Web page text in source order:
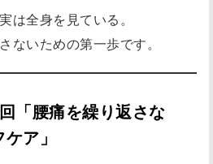
は全身を見ている。
ないための第一歩です。
「腰痛を繰り返さな
ア」